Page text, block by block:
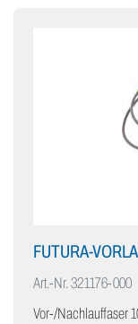
FUTURA-
Art.-Nr.321176-000
Vor-/Nachlauffaser